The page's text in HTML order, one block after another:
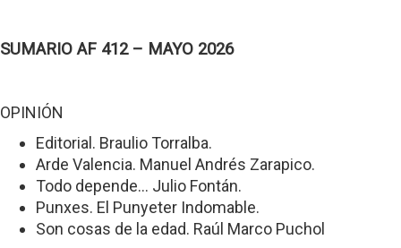
SUMARIO AF 412 – MAYO 2026
OPINIÓN
Editorial. Braulio Torralba.
Arde Valencia. Manuel Andrés Zarapico.
Todo depende... Julio Fontán.
Punxes. El Punyeter Indomable.
Son cosas de la edad. Raúl Marco Puchol